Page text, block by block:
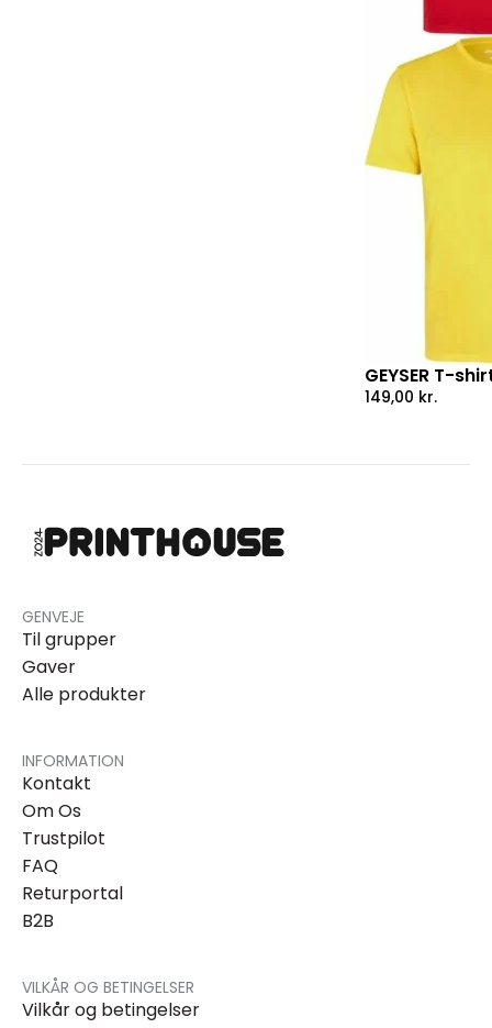
GEYSER T-
149,00 kr.
GENVEJE
Til grupper
Gaver
Alle produkter
INFORMATION
Kontakt
Om Os
Trustpilot
FAQ
Returportal
B2B
VILKÅR OG BETINGELSER
Vilkår og betingelser